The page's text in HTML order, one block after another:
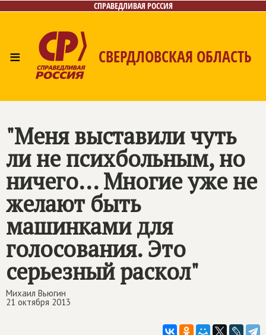
СПРАВЕДЛИВАЯ РОССИЯ
≡ СВЕРДЛОВСКАЯ ОБЛАСТЬ
"Меня выставили чуть
ли не психбольным, но
ничего... Многие уже не
желают быть
машинками для
голосования. Это
серьезный раскол"
Михаил Вьюгин
21 октября 2013